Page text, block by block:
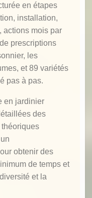
en étapes
installation,
actions mois par
prescriptions
les
et 89 variétés
pas à pas.
en jardinier
des
obtenir des
de temps et
et la